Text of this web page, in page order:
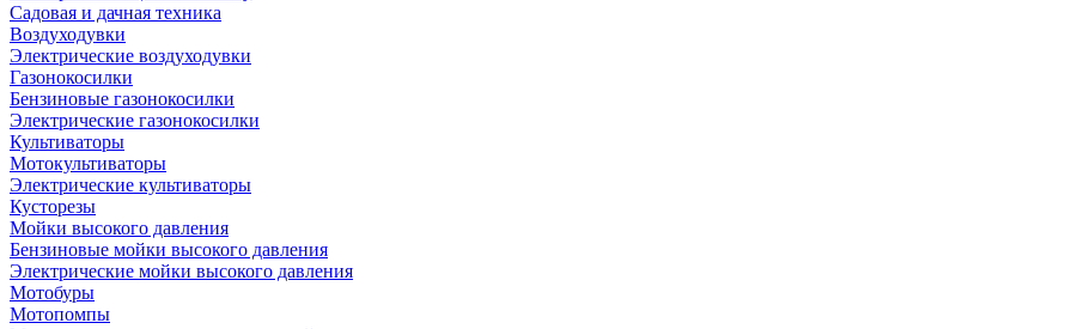
Садовая и дачная техника
Воздуходувки
Электрические воздуходувки
Газонокосилки
Бензиновые газонокосилки
Электрические газонокосилки
Культиваторы
Мотокультиваторы
Электрические культиваторы
Кусторезы
Мойки высокого давления
Бензиновые мойки высокого давления
Электрические мойки высокого давления
Мотобуры
Мотопомпы